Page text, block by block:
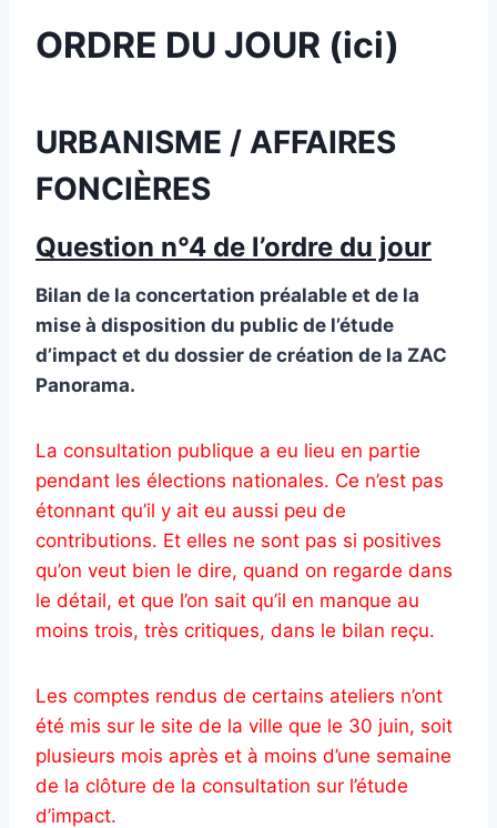
ORDRE DU JOUR (ici)
URBANISME / AFFAIRES
FONCIÈRES
Question n°4 de l’ordre du jour
Bilan de la concertation préalable et de la
mise à disposition du public de l’étude
d’impact et du dossier de création de la ZAC
Panorama.
La consultation publique a eu lieu en partie
pendant les élections nationales. Ce n’est pas
étonnant qu’il y ait eu aussi peu de
contributions. Et elles ne sont pas si positives
qu’on veut bien le dire, quand on regarde dans
le détail, et que l’on sait qu’il en manque au
moins trois, très critiques, dans le bilan reçu.
Les comptes rendus de certains ateliers n’ont
été mis sur le site de la ville que le 30 juin, soit
plusieurs mois après et à moins d’une semaine
de la clôture de la consultation sur l’étude
d’impact.